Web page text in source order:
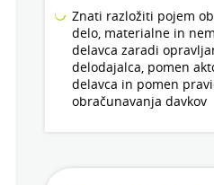
Znati razložiti pojem
delo, materialne in
delavca zaradi
delodajalca, pomen
delavca in pomen
obračunavanja davkov